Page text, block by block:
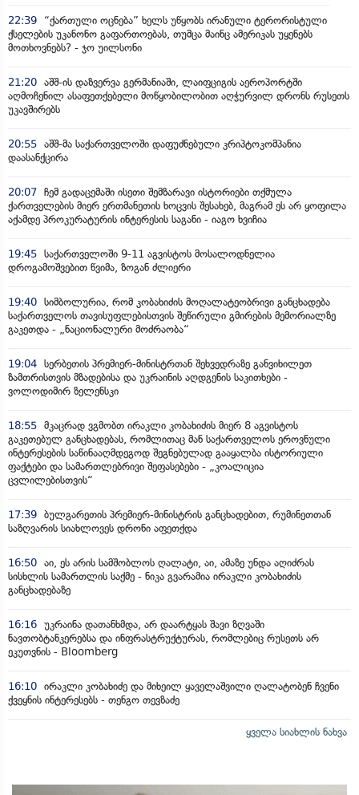
22:39
“ქართული ოცნება” ხელს უწყობს ირანული ტერორისტული
ქსელების უკანონო გაფართოებას, თუმცა მაინც ამერიკას უყენებს
მოთხოვნებს? - ჯო უილსონი
21:20 აშშ-ის დაზვერვა გერმანიაში, ლაიფციგის აეროპორტში
აღმოჩენილ ასაფეთქებელი მოწყობილობით აღჭურვილ დრონს რუსეთს
უკავშირებს
20:55 აშშ-მა საქართველოში დაფუძნებული კრიპტოკომპანია
დაასანქცირა
20:07 ჩემ გადაცემაში ისეთი შემზარავი ისტორიები თქმულა
ქართველების მიერ ერთმანეთის ხოცვის შესახებ, მაგრამ ეს არ ყოფილა
აქამდე პროკურატურის ინტერესის საგანი - იაგო ხვიჩია
19:45 საქართველოში 9-11 აგვისტოს მოსალოდნელია
დროგამოშვებით წვიმა, ზოგან ძლიერი
19:40 სიმბოლურია, რომ კობახიძის მოღალატეობრივი განცხადება
საქართველოს თავისუფლებისთვის შეწირული გმირების მემორიალზე
გაკეთდა - „ნაციონალური მოძრაობა“
19:04 სერბეთის პრემიერ-მინისტრთან შეხვედრაზე განვიხილეთ
ზამთრისთვის მზადებისა და უკრაინის აღდგენის საკითხები -
ვოლოდიმირ ზელენსკი
18:55 მკაცრად ვგმობთ ირაკლი კობახიძის მიერ 8 აგვისტოს
გაკეთებულ განცხადებას, რომლითაც მან საქართველოს ეროვნული
ინტერესების საწინააღმდეგოდ შეგნებულად გააყალბა ისტორიული
ფაქტები და სამართლებრივი შეფასებები - „კოალიცია
ცვლილებისთვის“
17:39 ბულგარეთის პრემიერ-მინისტრის განცხადებით, რუმინეთთან
საზღვარის სიახლოვეს დრონი აფეთქდა
16:50 აი, ეს არის სამშობლოს ღალატი, აი, ამაზე უნდა აღიძრას
სისხლის სამართლის საქმე - ნიკა გვარამია ირაკლი კობახიძის
განცხადებაზე
16:16 უკრაინა დათანხმდა, არ დაარტყას შავი ზღვაში
ნავთობტანკერებსა და ინფრასტრუქტურას, რომლებიც რუსეთს არ
ეკუთვნის - Bloomberg
16:10 ირაკლი კობახიძე და მიხეილ ყაველაშვილი ღალატობენ ჩვენი
ქვეყნის ინტერესებს - თენგო თევზაძე
ყველა სიახლის ნახვა